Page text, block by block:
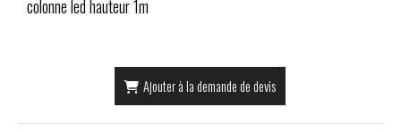
colonne led hauteur 1m
Ajouter à la demande de devis